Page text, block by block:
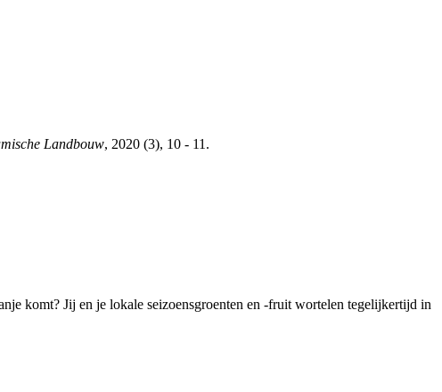
Landbouw, 2020 (3), 10 - 11.
komt? Jij en je lokale seizoensgroenten en -fruit wortelen tegelijkertijd in